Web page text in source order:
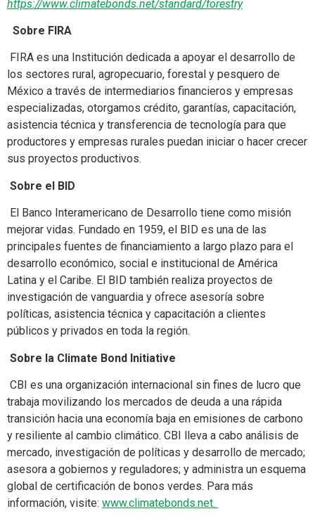
https://www.climatebonds.net/standard/forestry
Sobre FIRA
FIRA es una Institución dedicada a apoyar el desarrollo de
los sectores rural, agropecuario, forestal y pesquero de
México a través de intermediarios financieros y empresas
especializadas, otorgamos crédito, garantías, capacitación,
asistencia técnica y transferencia de tecnología para que
productores y empresas rurales puedan iniciar o hacer crecer
sus proyectos productivos.
Sobre el BID
El Banco Interamericano de Desarrollo tiene como misión
mejorar vidas. Fundado en 1959, el BID es una de las
principales fuentes de financiamiento a largo plazo para el
desarrollo económico, social e institucional de América
Latina y el Caribe. El BID también realiza proyectos de
investigación de vanguardia y ofrece asesoría sobre
políticas, asistencia técnica y capacitación a clientes
públicos y privados en toda la región.
Sobre la Climate Bond Initiative
CBI es una organización internacional sin fines de lucro que
trabaja movilizando los mercados de deuda a una rápida
transición hacia una economía baja en emisiones de carbono
y resiliente al cambio climático. CBI lleva a cabo análisis de
mercado, investigación de políticas y desarrollo de mercado;
asesora a gobiernos y reguladores; y administra un esquema
global de certificación de bonos verdes. Para más
información, visite: www.climatebonds.net.